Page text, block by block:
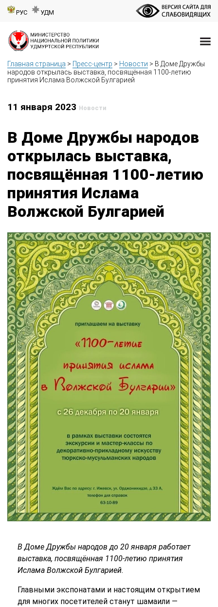
РУС УДМ
Главная страница > Пресс-центр > Новости > В Доме Дружбы
народов открылась выставка, посвящённая 1100-летию
принятия Ислама Волжской Булгарией
11 января 2023 Новости
В Доме Дружбы народов
открылась выставка,
посвящённая 1100-летию
принятия Ислама
Волжской Булгарией
В Доме Дружбы народов до 20 января работает
выставка, посвящённая 1100-летию принятия
Ислама Волжской Булгарией.
Главными экспонатами и настоящим открытием
для многих посетителей станут шамаили —